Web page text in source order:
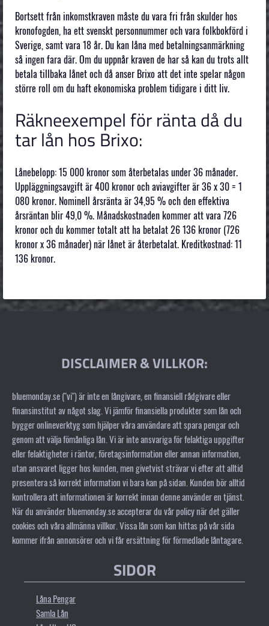
Bortsett från inkomstkraven måste du vara fri från skulder hos
kronofogden, ha ett svenskt personnummer och vara folkbokförd i
Sverige, samt vara 18 år. Du kan låna med betalningsanmärkning
så ingen fara där. Om du uppnår kraven de har så kan du trots allt
betala tillbaka lånet och då anser Brixo att det inte spelar någon
större roll om du haft ekonomiska problem tidigare i ditt liv.
Räkneexempel för ränta då du
tar lån hos Brixo:
Lånebelopp: 15 000 kronor som återbetalas under 36 månader.
Uppläggningsavgift är 400 kronor och aviavgifter är 36 x 30 = 1
080 kronor. Nominell årsränta är 34,95 % och den effektiva
årsräntan blir 49,0 %. Månadskostnaden kommer att vara 726
kronor och du kommer totalt att ha betalat 26 136 kronor (726
kronor x 36 månader) när lånet är återbetalat. Kreditkostnad: 11
136 kronor.
DISCLAIMER & VILLKOR:
bluemonday.se ("vi") är inte en långivare, en finansiell rådgivare eller
finansinstitut av något slag. Vi jämför finansiella produkter som lån och
bygger onlineverktyg som hjälper våra användare att spara pengar och
genom att välja fömånliga lån. Vi är inte ansvariga för felaktiga uppgifter
eller felaktigheter i räntor, företagsinformation eller annan information,
utan ansvaret ligger hos kunden, men givetvist strävar vi efter att alltid
presentera så korrekt information vi bara kan på sidan. Kunden bör alltid
kontrollera att informationen är korrekt innan denne använder en tjänst.
När du använder bluemonday.se accepterar du vår policy när det gäller
cookies och våra allmänna villkor. Vissa lån som kan hittas på vår sida
kommer ifrån annonsörer och vi får ersättning för förmedlade låntagare.
SIDOR
Låna Pengar
Samla Lån